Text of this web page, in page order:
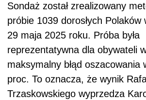
Sondaż został zrealizowany
próbie 1039 dorosłych Polaków
29 maja 2025 roku. Próba była
reprezentatywna dla obywateli
maksymalny błąd oszacowania
proc. To oznacza, że wynik
Trzaskowskiego wyprzedza